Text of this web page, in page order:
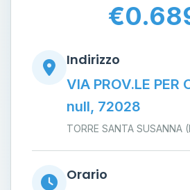
Indirizzo
VIA PROV.LE PER
null, 72028
TORRE SANTA SUSANNA
Orario